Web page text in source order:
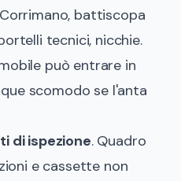
battiscopa
tecnici, nicchie.
può entrare in
scomodo se l'anta
di ispezione. Quadro
e cassette non